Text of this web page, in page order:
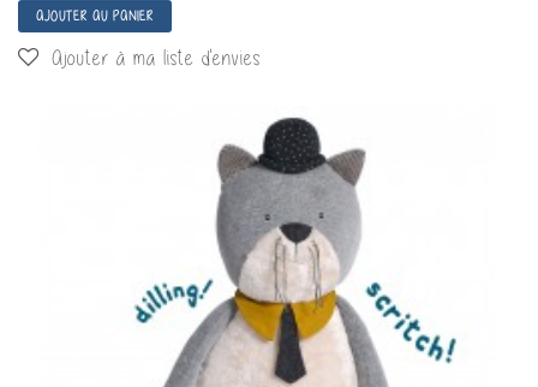
AJOUTER AU PANIER
Ajouter à ma liste d'envies